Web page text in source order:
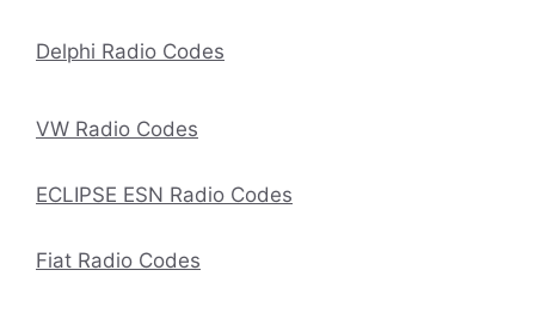
Delphi Radio Codes
VW Radio Codes
ECLIPSE ESN Radio Codes
Fiat Radio Codes